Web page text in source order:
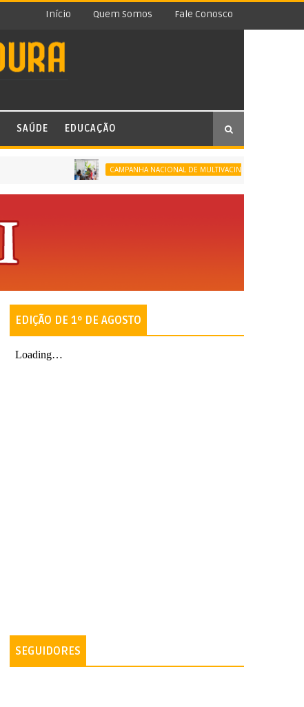
Início Quem Somos Fale Conosco
SAÚDE EDUCAÇÃO
CAMPANHA NACIONAL DE MULTIVACINAÇÃO
EDIÇÃO DE 1º DE AGOSTO
SEGUIDORES